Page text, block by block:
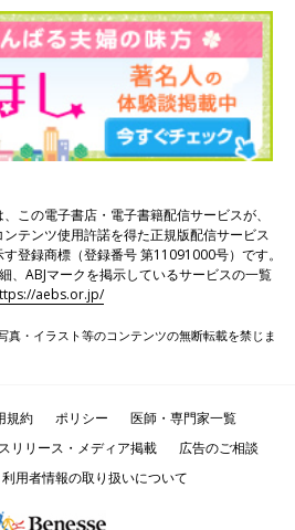
この電子書店・電子書籍配信サービスが、
テンツ使用許諾を得た正規版配信サービス
登録商標（登録番号 第11091000号）です。
、ABJマークを掲示しているサービスの一覧
aebs.or.jp/
真・イラスト等のコンテンツの無断転載を禁じま
規約 ポリシー
医師・専門家一覧
リリース・メディア掲載
広告のご相談
利用者情報の取り扱いについて